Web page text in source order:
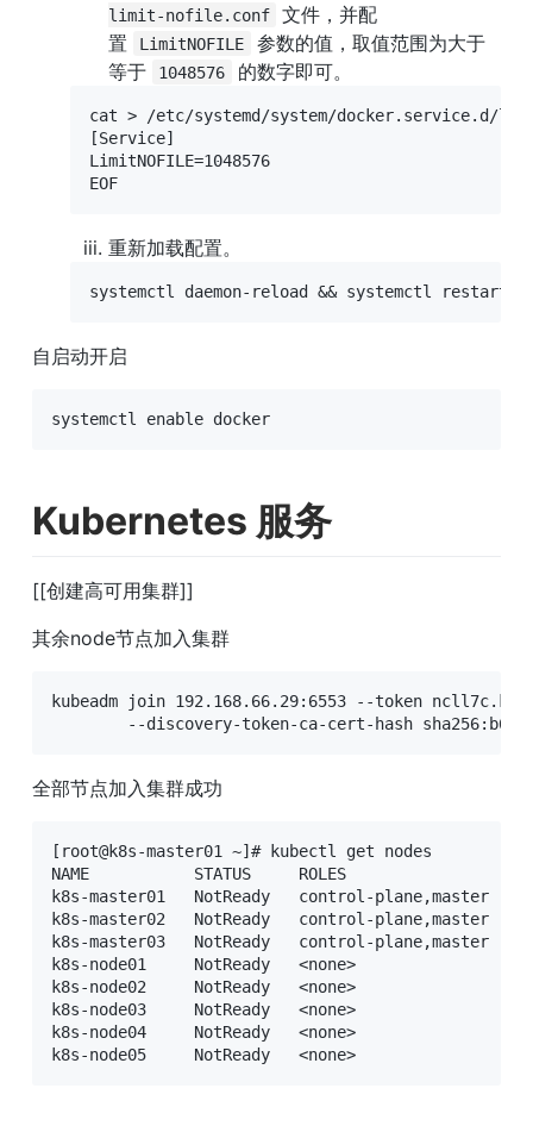
limit-nofile.conf
文件，并配
置
LimitNOFILE
参数的值，取值范围为大于
等于
1048576 的数字即可。
cat > /etc/systemd/system/docker.service.d/
[Service]
LimitNOFILE=1048576
EOF
重新加载配置。
systemctl daemon-reload && systemctl restart
自启动开启
systemctl enable docker
Kubernetes 服务
[[创建高可用集群]]
其余node节点加入集群
kubeadm join 192.168.66.29:6553 --token
--discovery-token-ca-cert-hash
全部节点加入集群成功
[root@k8s-master01 ~]# kubectl get nodes
NAME           STATUS     ROLES                  AGE
k8s-master01   NotReady   control-plane,master
k8s-master02   NotReady   control-plane,master
k8s-master03   NotReady   control-plane,master
k8s-node01     NotReady   <none>
k8s-node02     NotReady   <none>
k8s-node03     NotReady   <none>
k8s-node04     NotReady   <none>
k8s-node05     NotReady   <none>